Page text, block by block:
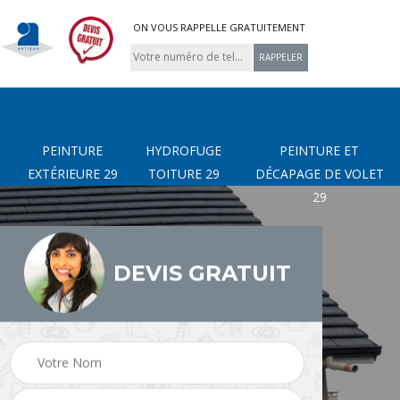
ON VOUS RAPPELLE GRATUITEMENT
PEINTURE
EXTÉRIEURE 29
HYDROFUGE
TOITURE 29
PEINTURE ET
DÉCAPAGE DE VOLET
29
Nettoyage de terrasse Peinture Extérieure 29
DEVIS GRATUIT